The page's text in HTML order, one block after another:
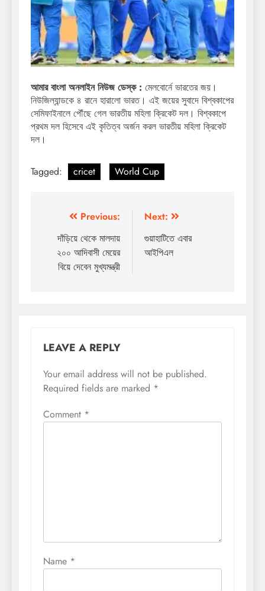
আমার বাংলা অনলাইন নিউজ ডেস্ক : মেলবোর্নে ভারতের জয়।
নিউজিল্যান্ডকে ৪ রানে হারালো ভারত। এই জয়ের সুবাদে বিশ্বকাপের
সেমিফাইনালে পৌঁছে গেল ভারতীয় মহিলা ক্রিকেট দল। বিশ্বকাপে
প্রথম দল হিসেবে এই কৃতিত্ব অর্জন করল ভারতীয় মহিলা ক্রিকেট
দল।
Tagged: cricet World Cup
navigation
Previous:
দাঁড়িয়ে থেকে মালদায়
২০০ আদিবাসী মেয়ের
বিয়ে দেবেন মুখ্যমন্ত্রী
Next:
গুয়াহাটিতে এবার
আইপিএল
LEAVE A REPLY
Your email address will not be published.
Required fields are marked *
Comment *
Name *